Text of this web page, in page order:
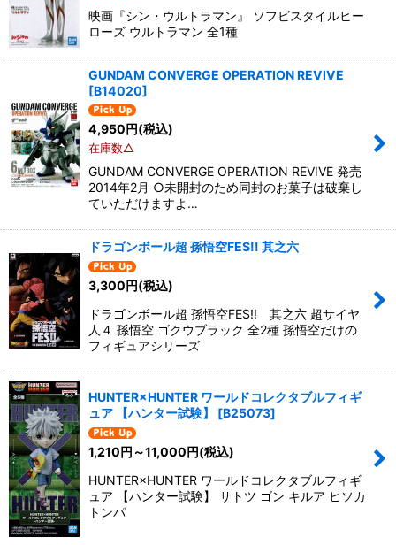
映画『シン・ウルトラマン』 ソフビスタイルヒー
ローズ ウルトラマン 全1種
GUNDAM CONVERGE OPERATION REVIVE
[B14020]
4,950円(税込)
在庫数△
GUNDAM CONVERGE OPERATION REVIVE 発売
2014年2月 ○未開封のため同封のお菓子は破棄し
ていただけますよ…
ドラゴンボール超 孫悟空FES!! 其之六
3,300円(税込)
ドラゴンボール超 孫悟空FES!! 其之六 超サイヤ
人４ 孫悟空 ゴクウブラック 全2種 孫悟空だけの
フィギュアシリーズ
HUNTER×HUNTER ワールドコレクタブルフィギ
ュア 【ハンター試験】
[B25073]
1,210円 ～11,000円(税込)
HUNTER×HUNTER ワールドコレクタブルフィギ
ュア 【ハンター試験】 サトツ ゴン キルア ヒソカ
トンパ